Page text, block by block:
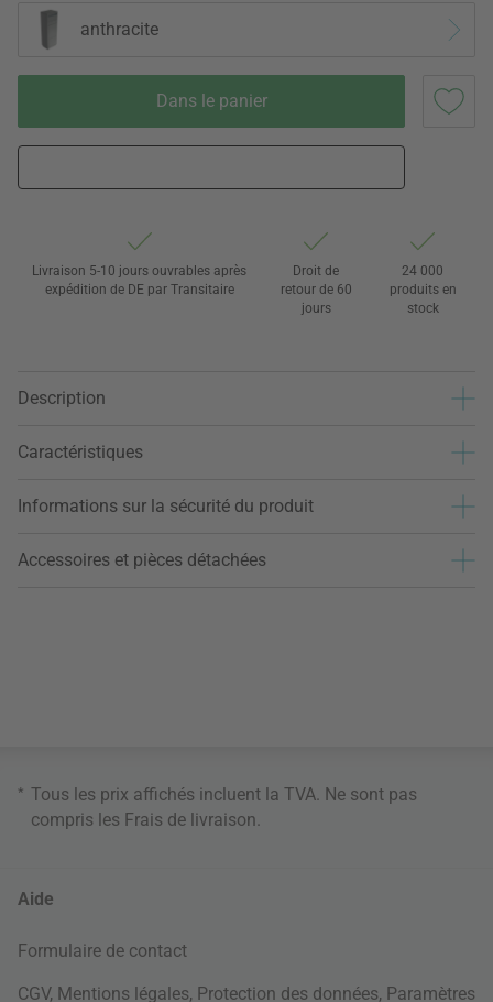
anthracite
Dans le panier
Livraison 5-10 jours ouvrables après
expédition de DE par Transitaire
Droit de
retour de 60
jours
24 000
produits en
stock
Description
Caractéristiques
Informations sur la sécurité du produit
Accessoires et pièces détachées
* Tous les prix affichés incluent la TVA. Ne sont pas
compris les Frais de livraison
Aide
Formulaire de contact
CGV, Mentions légales, Protection des données, Paramètres